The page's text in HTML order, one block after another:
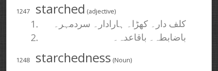
1247 starched (adjective)
1. کلف دار۔ کھڑا۔ ہارادار۔ سردمہر۔
2. باضابطہ۔ باقاعدہ۔
1248 starchedness (Noun)